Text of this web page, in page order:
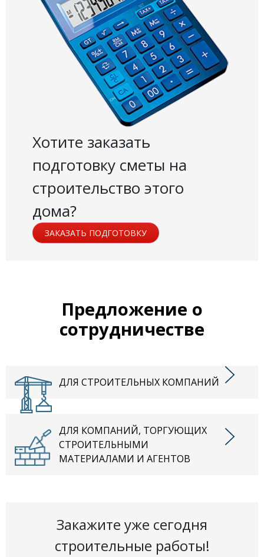
Хотите заказать
подготовку сметы на
строительство этого
дома?
ЗАКАЗАТЬ ПОДГОТОВКУ
Предложение о
сотрудничестве
ДЛЯ СТРОИТЕЛЬНЫХ КОМПАНИЙ
ДЛЯ КОМПАНИЙ, ТОРГУЮЩИХ
СТРОИТЕЛЬНЫМИ
МАТЕРИАЛАМИ И АГЕНТОВ
Закажите уже сегодня
строительные работы!